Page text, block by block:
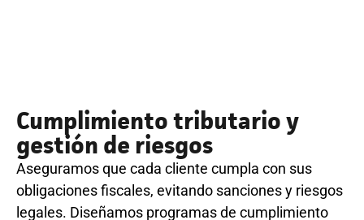
Cumplimiento tributario y
gestión de riesgos
Aseguramos que cada cliente cumpla con sus
obligaciones fiscales, evitando sanciones y riesgos
legales. Diseñamos programas de cumplimiento